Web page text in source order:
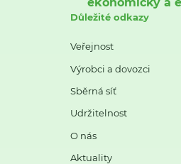
Důležité odkazy
Veřejnost
Výrobci a dovozci
Sběrná síť
Udržitelnost
O nás
Aktuality